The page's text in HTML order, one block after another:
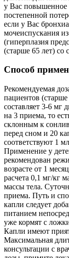
у Вас повышенное
постепенной
если у Вас
мочеиспускания
(гиперплазия
(старше 65 лет) со
Способ
Рекомендуемая
пациентов (старше
составляет 3-6 мг
на 3 приема, то
склонным к
перед сном и 20
соответствуют 1
Применение у
рекомендован
возрасте от 1
расчета 0,1 мг/кг
массы тела.
приема. Путь и
капли следует
питанием
уже кормят с
Капли имеют
Максимальная
консультации с